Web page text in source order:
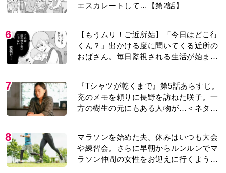
エスカレートして…【第2話】
6
【もうムリ！ご近所姑】「今日はどこ行
くん？」出かける度に聞いてくる近所の
おばさん。毎日監視される生活が始ま
7
『Tシャツが乾くまで』第5話あらすじ。
充のメモを頼りに長野を訪ねた咲子。一
方の樹生の元にもある人物が…＜ネタバ
8
マラソンを始めた夫。休みはいつも大会
や練習会。さらに早朝からルンルンでマ
ラソン仲間の女性をお迎えに行くように